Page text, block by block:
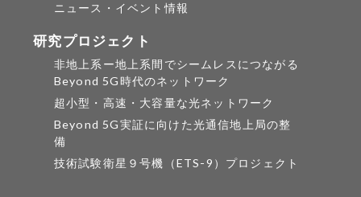
ニュース・イベント情報
研究プロジェクト
非地上系ー地上系間でシームレスにつながる
Beyond 5G時代のネットワーク
超小型・高速・大容量な光ネットワーク
Beyond 5G実証に向けた光通信地上局の整
備
技術試験衛星９号機（ETS-9）プロジェクト